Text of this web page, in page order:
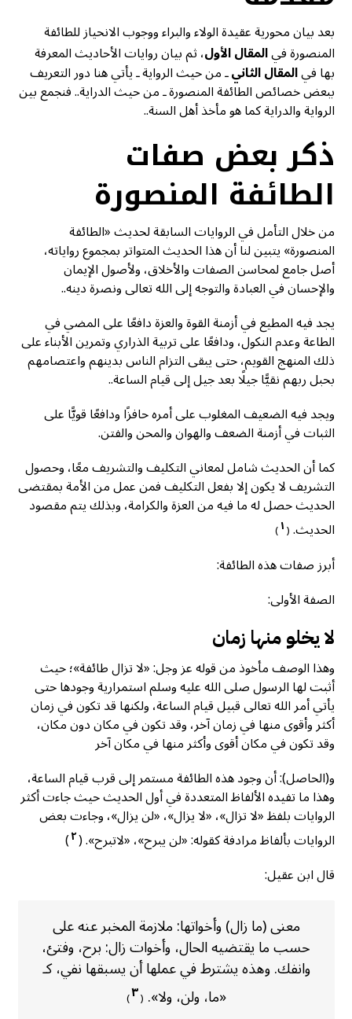
بعد بيان محورية عقيدة الولاء والبراء ووجوب الانحياز للطائفة
المنصورة فيالمقال الأول، ثم بيان روايات الأحاديث المعرفة
بها فيالمقال الثانيـ من حيث الرواية ـ يأتي هنا دور التعريف
ببعض خصائص الطائفة المنصورة ـ من حيث الدراية.. فنجمع بين
الرواية والدراية كما هو مأخذ أهل السنة..
ذكر بعض صفات
الطائفة المنصورة
من خلال التأمل في الروايات السابقة لحديث «الطائفة
المنصورة» يتبين لنا أن هذا الحديث المتواتر بمجموع رواياته،
أصل جامع لمحاسن الصفات والأخلاق، ولأصول الإيمان
والإحسان في العبادة والتوجه إلى الله تعالى ونصرة دينه..
يجد فيه المطيع في أزمنة القوة والعزة دافعًا على المضي في
الطاعة وعدم النكول، ودافعًا على تربية الذراري وتمرين الأبناء على
ذلك المنهج القويم، حتى يبقى التزام الناس بدينهم واعتصامهم
بحبل ربهم نقيًّا جيلًا بعد جيل إلى قيام الساعة..
ويجد فيه الضعيف المغلوب على أمره حافزًا ودافعًا قويًّا على
الثبات في أزمنة الضعف والهوان والمحن والفتن.
كما أن الحديث شامل لمعاني التكليف والتشريف معًا، وحصول
التشريف لا يكون إلا بفعل التكليف فمن عمل من الأمة بمقتضى
الحديث حصل له ما فيه من العزة والكرامة، وبذلك يتم مقصود
الحديث.(١)
أبرز صفات هذه الطائفة:
الصفة الأولى:
لا يخلو منها زمان
وهذا الوصف مأخوذ من قوله عز وجل: «لا تزال طائفة»؛ حيث
أثبت لها الرسول صلى الله عليه وسلم استمرارية وجودها حتى
يأتي أمر الله تعالى قبيل قيام الساعة، ولكنها قد تكون في زمان
أكثر وأقوى منها في زمان آخر، وقد تكون في مكان دون مكان،
وقد تكون في مكان أقوى وأكثر منها في مكان آخر
و(الحاصل): أن وجود هذه الطائفة مستمر إلى قرب قيام الساعة،
وهذا ما تفيده الألفاظ المتعددة في أول الحديث حيث جاءت أكثر
الروايات بلفظ «لا تزال»، «لا يزال»، «لن يزال»، وجاءت بعض
الروايات بألفاظ مرادفة كقوله: «لن يبرح»، «لاتبرح».(٢)
قال ابن عقيل:
معنى (ما زال) وأخواتها: ملازمة المخبر عنه على
حسب ما يقتضيه الحال، وأخوات زال: برح، وفتئ،
وانفك. وهذه يشترط في عملها أن يسبقها نفي، كـ
«ما، ولن، ولا». (٣)